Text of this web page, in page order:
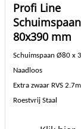
Profi Line
80x390 mm
Schuimspaan Ø80 x
Naadloos
Extra zwaar RVS
Roestvrij Staal